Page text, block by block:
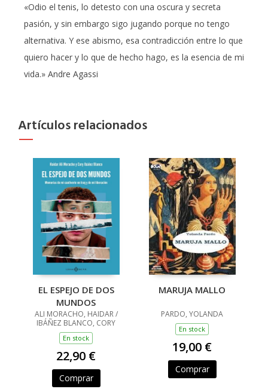
«Odio el tenis, lo detesto con una oscura y secreta
pasión, y sin embargo sigo jugando porque no tengo
alternativa. Y ese abismo, esa contradicción entre lo que
quiero hacer y lo que de hecho hago, es la esencia de mi
vida.» Andre Agassi
Artículos relacionados
EL ESPEJO DE DOS
MUNDOS
ALI MORACHO, HAIDAR /
IBÁÑEZ BLANCO, CORY
En stock
22,90 €
Comprar
MARUJA MALLO
PARDO, YOLANDA
En stock
19,00 €
Comprar